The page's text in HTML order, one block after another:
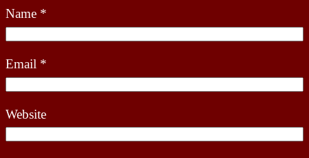
Name *
Email *
Website